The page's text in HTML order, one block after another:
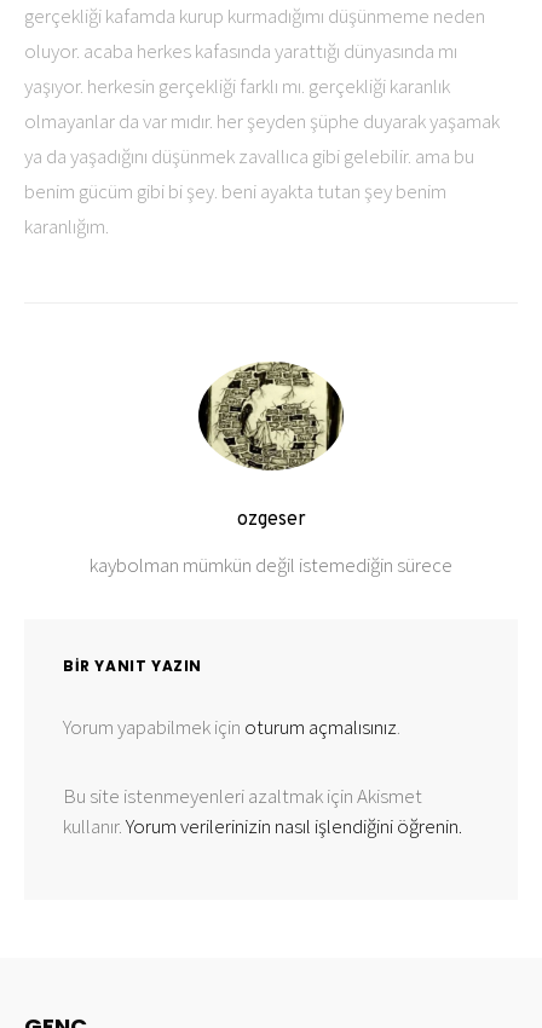
gerçekliği kafamda kurup kurmadığımı düşünmeme neden
oluyor. acaba herkes kafasında yarattığı dünyasında mı
yaşıyor. herkesin gerçekliği farklı mı. gerçekliği karanlık
olmayanlar da var mıdır. her şeyden şüphe duyarak yaşamak
ya da yaşadığını düşünmek zavallıca gibi gelebilir. ama bu
benim gücüm gibi bi şey. beni ayakta tutan şey benim
karanlığım.
ozgeser
kaybolman mümkün değil istemediğin sürece
BIR YANIT YAZIN
Yorum yapabilmek için oturum açmalısınız.
Bu site istenmeyenleri azaltmak için Akismet
kullanır.Yorum verilerinizin nasıl işlendiğini öğrenin.